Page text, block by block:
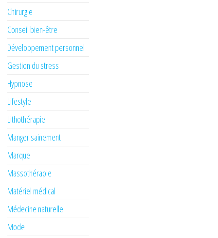
Chirurgie
Conseil bien-être
Développement personnel
Gestion du stress
Hypnose
Lifestyle
Lithothérapie
Manger sainement
Marque
Massothérapie
Matériel médical
Médecine naturelle
Mode